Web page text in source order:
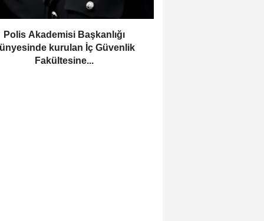
Polis Akademisi Başkanlığı
kurulan İç Güvenlik
Fakültesine...